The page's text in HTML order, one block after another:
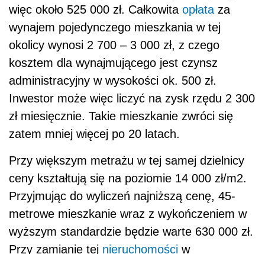
więc około 525 000 zł. Całkowita opłata za
wynajem pojedynczego mieszkania w tej
okolicy wynosi 2 700 – 3 000 zł, z czego
kosztem dla wynajmującego jest czynsz
administracyjny w wysokości ok. 500 zł.
Inwestor może więc liczyć na zysk rzędu 2 300
zł miesięcznie. Takie mieszkanie zwróci się
zatem mniej więcej po 20 latach.
Przy większym metrażu w tej samej dzielnicy
ceny kształtują się na poziomie 14 000 zł/m2.
Przyjmując do wyliczeń najniższą cenę, 45-
metrowe mieszkanie wraz z wykończeniem w
wyższym standardzie będzie warte 630 000 zł.
Przy zamianie tej nieruchomości w